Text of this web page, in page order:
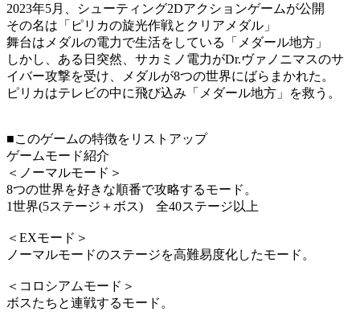
2023年5月、シューティング2Dアクションゲームが公開
その名は「ピリカの旋光作戦とクリアメダル」
舞台はメダルの電力で生活をしている「メダール地方」
しかし、ある日突然、サカミノ電力がDr.ヴァノニマスのサ
イバー攻撃を受け、メダルが8つの世界にばらまかれた。
ピリカはテレビの中に飛び込み「メダール地方」を救う。
■このゲームの特徴をリストアップ
ゲームモード紹介
＜ノーマルモード＞
8つの世界を好きな順番で攻略するモード。
1世界(5ステージ＋ボス) 全40ステージ以上
＜EXモード＞
ノーマルモードのステージを高難易度化したモード。
＜コロシアムモード＞
ボスたちと連戦するモード。